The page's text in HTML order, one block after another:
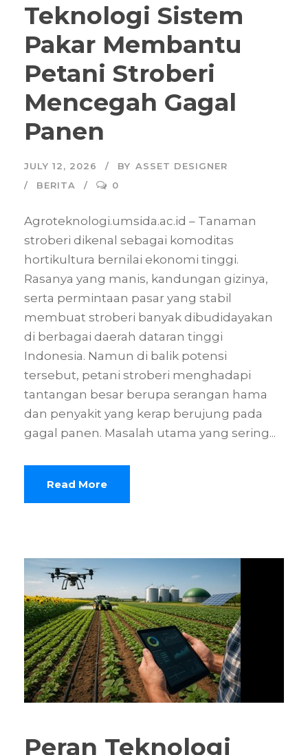
Teknologi Sistem
Pakar Membantu
Petani Stroberi
Mencegah Gagal
Panen
JULY 12, 2026 BY ASSET DESIGNER
BERITA
0
Agroteknologi.umsida.ac.id – Tanaman
stroberi dikenal sebagai komoditas
hortikultura bernilai ekonomi tinggi.
Rasanya yang manis, kandungan gizinya,
serta permintaan pasar yang stabil
membuat stroberi banyak dibudidayakan
di berbagai daerah dataran tinggi
Indonesia. Namun di balik potensi
tersebut, petani stroberi menghadapi
tantangan besar berupa serangan hama
dan penyakit yang kerap berujung pada
gagal panen. Masalah utama yang sering...
Read More
Peran Teknologi